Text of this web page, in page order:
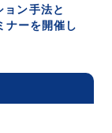
ン手法と
ナーを開催し